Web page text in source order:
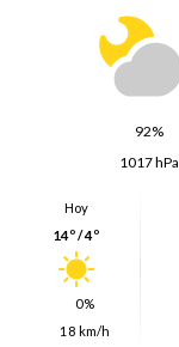
92%
1017 hPa
Hoy
14º / 4º
0%
18 km/h